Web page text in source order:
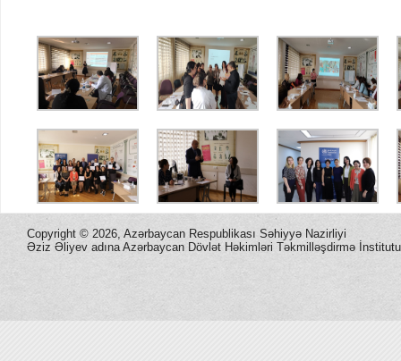
Copyright © 2026, Azərbaycan Respublikası Səhiyyə Nazirliyi
Əziz Əliyev adına Azərbaycan Dövlət Həkimləri Təkmilləşdirmə İnstitutu